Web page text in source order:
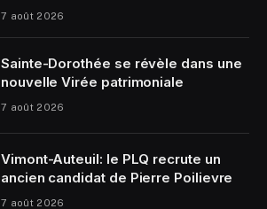
7 août 2026
Sainte-Dorothée se révèle dans une
nouvelle Virée patrimoniale
7 août 2026
Vimont-Auteuil: le PLQ recrute un
ancien candidat de Pierre Poilievre
7 août 2026